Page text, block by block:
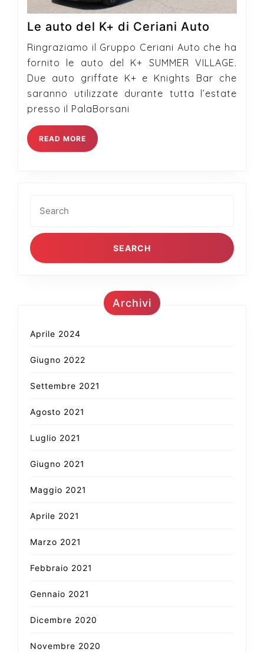
Le auto del K+ di Ceriani Auto
auto
del
K+
di
Ceriani
Ringraziamo il Gruppo Ceriani Auto che ha
fornito le auto del K+ SUMMER VILLAGE.
Due auto griffate K+ e Knights Bar che
saranno utilizzate durante tutta l’estate
presso il PalaBorsani
READ MORE READ
MORE
for:
Archivi
Aprile 2024
Giugno 2022
Settembre 2021
Agosto 2021
Luglio 2021
Giugno 2021
Maggio 2021
Aprile 2021
Marzo 2021
Febbraio 2021
Gennaio 2021
Dicembre 2020
Novembre 2020